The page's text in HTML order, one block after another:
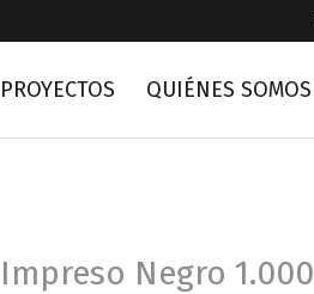
PROYECTOS QUIÉNES SOMOS
Impreso Negro 1.000